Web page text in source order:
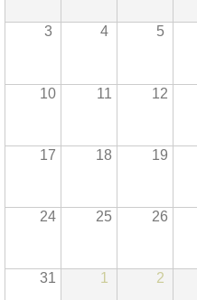
3 4 5
10 11 12
17 18 19
24 25 26
31 1 2